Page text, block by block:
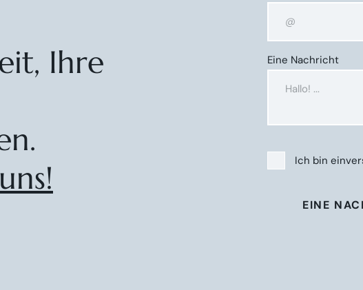
Ihre
Eine Nachricht
Ich bin
EINE